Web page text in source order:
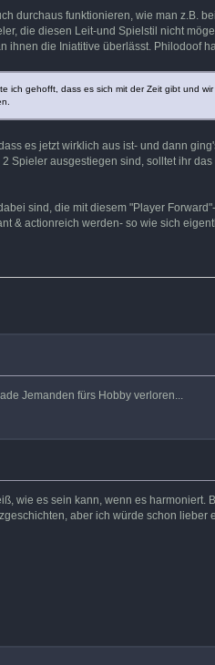
durchaus funktionieren, wie man z.B.
die diesen Leit-und Spielstil nicht
die Iniatitive überlässt. Philodoof
gehofft, dass es sich mit der Zeit gibt und
es jetzt wirklich aus ist- und dann
Spieler ausgestiegen sind, solltet ihr
sind, die mit diesem "Player
& actionreich werden- so wie sich
Jemanden fürs Hobby verloren...
wie es sein kann, wenn es harmoniert.
aber ich würde schon lieber